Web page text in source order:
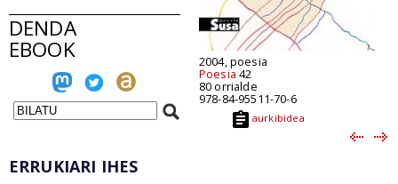
DENDA
EBOOK 2004, poesia
Poesia 42
80 orrialde
978-84-95511-70-6
aurkibidea
ERRUKIARI IHES